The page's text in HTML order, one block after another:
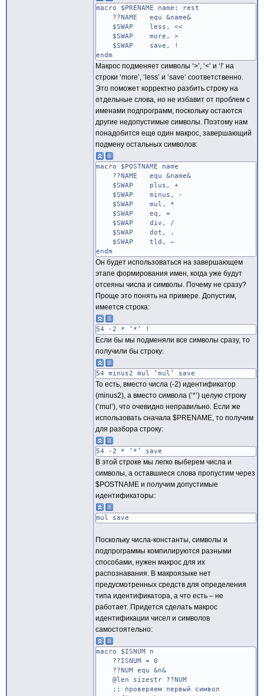
macro $PRENAME name: rest
??NAME equ &name&
$SWAP less, <<
$SWAP more, >
$SWAP save, !
endm
Макрос подменяет символы ‘>’, ‘<’ и ‘!’ на
строки ‘more’, ‘less’ и ‘save’ соответственно.
Это поможет корректно разбить строку на
отдельные слова, но не избавит от проблем с
именами подпрограмм, поскольку остаются
другие недопустимые символы. Поэтому нам
понадобится еще один макрос, завершающий
подмену остальных символов:
macro $POSTNAME name
??NAME equ &name&
$SWAP plus, +
$SWAP minus, -
$SWAP mul, *
$SWAP eq, =
$SWAP div, /
$SWAP dot, .
$SWAP tld, ~
endm
Он будет использоваться на завершающем
этапе формирования имен, когда уже будут
отсеяны числа и символы. Почему не сразу?
Проще это понять на примере. Допустим,
имеется строка:
54 -2 * ‘*’ !
Если бы мы подменяли все символы сразу, то
получили бы строку:
54 minus2 mul ‘mul’ save
То есть, вместо числа (-2) идентификатор
(minus2), а вместо символа (‘*’) целую строку
(‘mul’), что очевидно неправильно. Если же
использовать сначала $PRENAME, то получим
для разбора строку:
54 -2 * ‘*’ save
В этой строке мы легко выберем числа и
символы, а оставшиеся слова пропустим через
$POSTNAME и получим допустимые
идентификаторы:
mul save
Поскольку числа-константы, символы и
подпрограммы компилируются разными
способами, нужен макрос для их
распознавания. В макроязыке нет
предусмотренных средств для определения
типа идентификатора, а что есть – не
работает. Придется сделать макрос
идентификации чисел и символов
самостоятельно:
macro $ISNUM n
??ISNUM = 0
??NUM equ &n&
@len sizestr ??NUM
;; проверяем первый символ